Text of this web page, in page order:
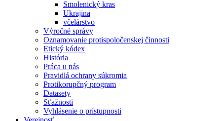
Smolenický kras
Ukrajina
včelárstvo
Výročné správy
Oznamovanie protispoločenskej činnosti
Etický kódex
História
Práca u nás
Pravidlá ochrany súkromia
Protikorupčný program
Datasety
Sťažnosti
Vyhlásenie o prístupnosti